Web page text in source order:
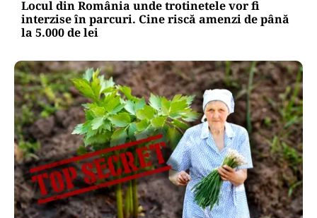
Locul din România unde trotinetele vor fi
interzise în parcuri. Cine riscă amenzi de până
la 5.000 de lei